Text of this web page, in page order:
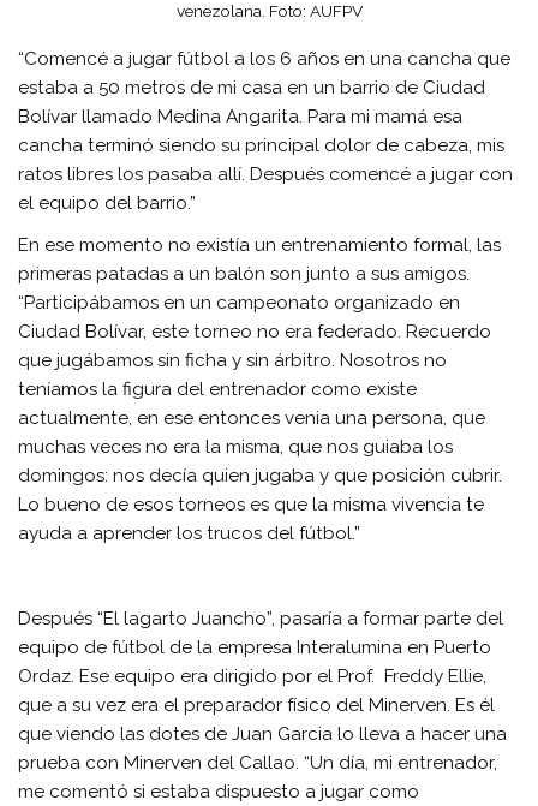
venezolana. Foto: AUFPV
“Comencé a jugar fútbol a los 6 años en una cancha que
estaba a 50 metros de mi casa en un barrio de Ciudad
Bolívar llamado Medina Angarita. Para mi mamá esa
cancha terminó siendo su principal dolor de cabeza, mis
ratos libres los pasaba allí. Después comencé a jugar con
el equipo del barrio.”
En ese momento no existía un entrenamiento formal, las
primeras patadas a un balón son junto a sus amigos.
“Participábamos en un campeonato organizado en
Ciudad Bolívar, este torneo no era federado. Recuerdo
que jugábamos sin ficha y sin árbitro. Nosotros no
teníamos la figura del entrenador como existe
actualmente, en ese entonces venia una persona, que
muchas veces no era la misma, que nos guiaba los
domingos: nos decía quien jugaba y que posición cubrir.
Lo bueno de esos torneos es que la misma vivencia te
ayuda a aprender los trucos del fútbol.”
Después “El lagarto Juancho”, pasaría a formar parte del
equipo de fútbol de la empresa Interalumina en Puerto
Ordaz. Ese equipo era dirigido por el Prof. Freddy Ellie,
que a su vez era el preparador físico del Minerven. Es él
que viendo las dotes de Juan Garcia lo lleva a hacer una
prueba con Minerven del Callao. “Un día, mi entrenador,
me comentó si estaba dispuesto a jugar como